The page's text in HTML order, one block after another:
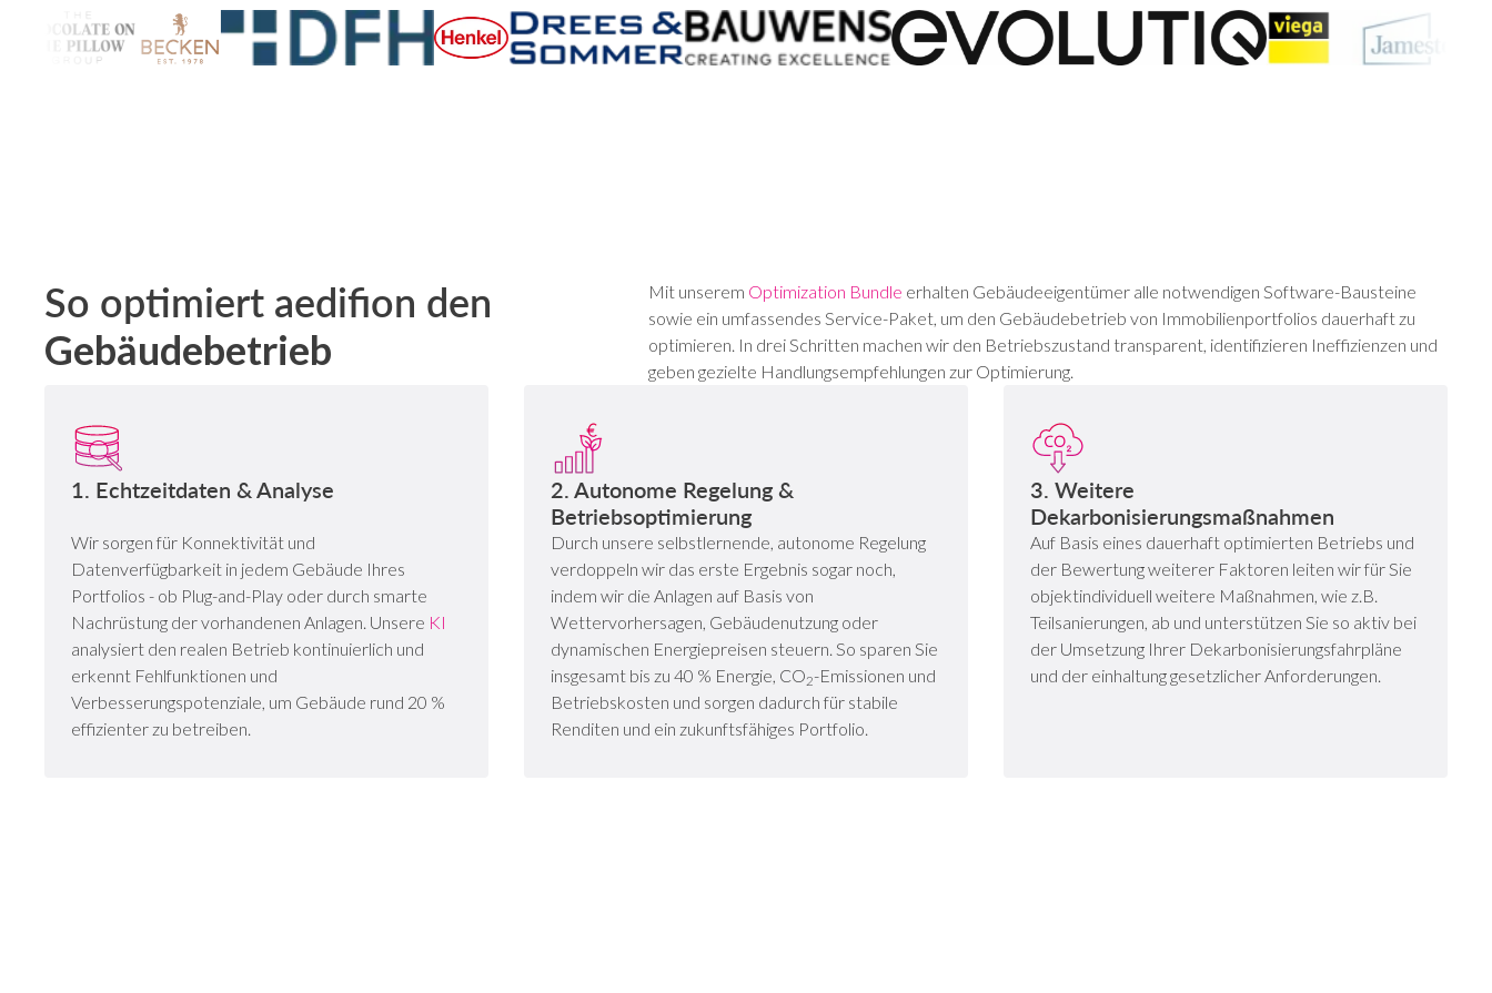
So optimiert aedifion den
Gebäudebetrieb
Mit unserem Optimization Bundle erhalten Gebäudeeigentümer alle notwendigen Software-Bausteine
sowie ein umfassendes Service-Paket, um den Gebäudebetrieb von Immobilienportfolios dauerhaft zu
optimieren. In drei Schritten machen wir den Betriebszustand transparent, identifizieren Ineffizienzen und
geben gezielte Handlungsempfehlungen zur Optimierung.
1. Echtzeitdaten & Analyse
Wir sorgen für Konnektivität und
Datenverfügbarkeit in jedem Gebäude Ihres
Portfolios - ob Plug-and-Play oder durch smarte
Nachrüstung der vorhandenen Anlagen. Unsere KI
analysiert den realen Betrieb kontinuierlich und
erkennt Fehlfunktionen und
Verbesserungspotenziale, um Gebäude rund 20 %
effizienter zu betreiben.
2. Autonome Regelung &
Betriebsoptimierung
Durch unsere selbstlernende, autonome Regelung
verdoppeln wir das erste Ergebnis sogar noch,
indem wir die Anlagen auf Basis von
Wettervorhersagen, Gebäudenutzung oder
dynamischen Energiepreisen steuern. So sparen Sie
insgesamt bis zu 40 % Energie, CO2-Emissionen und
Betriebskosten und sorgen dadurch für stabile
Renditen und ein zukunftsfähiges Portfolio.
3. Weitere
Dekarbonisierungsmaßnahmen
Auf Basis eines dauerhaft optimierten Betriebs und
der Bewertung weiterer Faktoren leiten wir für Sie
objektindividuell weitere Maßnahmen, wie z.B.
Teilsanierungen, ab und unterstützen Sie so aktiv bei
der Umsetzung Ihrer Dekarbonisierungsfahrpläne
und der einhaltung gesetzlicher Anforderungen.